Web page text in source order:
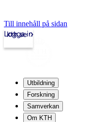
Till innehåll på sidan
kth.se
Logga in
Utbildning
Forskning
Samverkan
Om KTH